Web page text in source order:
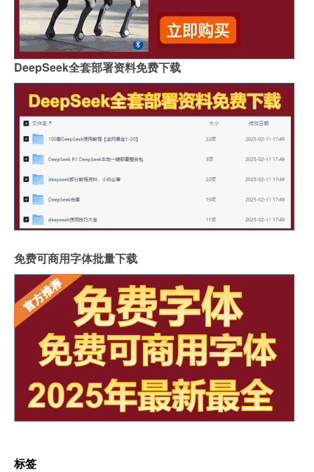
DeepSeek全套部署资料免费下载
免费可商用字体批量下载
标签